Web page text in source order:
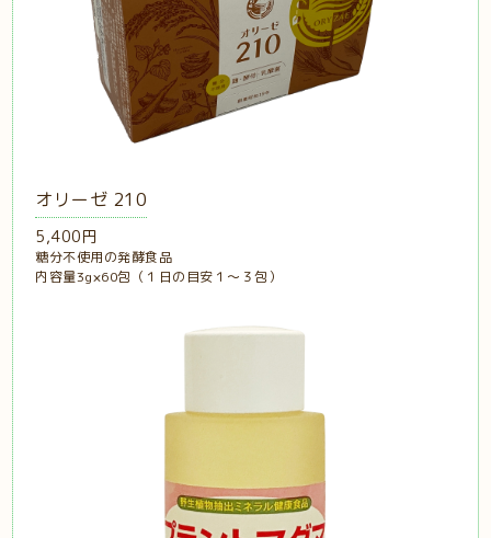
オリーゼ 210
5,400円
糖分不使用の発酵食品
内容量3g×60包（１日の目安１〜３包）